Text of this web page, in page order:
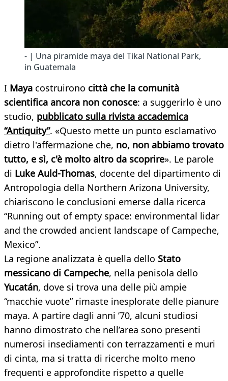
- | Una piramide maya del Tikal National Park,
in Guatemala
I Maya costruirono città che la comunità
scientifica ancora non conosce: a suggerirlo è uno
studio, pubblicato sulla rivista accademica
“Antiquity”. «Questo mette un punto esclamativo
dietro l'affermazione che, no, non abbiamo trovato
tutto, e sì, c'è molto altro da scoprire». Le parole
di Luke Auld-Thomas, docente del dipartimento di
Antropologia della Northern Arizona University,
chiariscono le conclusioni emerse dalla ricerca
“Running out of empty space: environmental lidar
and the crowded ancient landscape of Campeche,
Mexico”.
La regione analizzata è quella dello Stato
messicano di Campeche, nella penisola dello
Yucatán, dove si trova una delle più ampie
“macchie vuote” rimaste inesplorate delle pianure
maya. A partire dagli anni ’70, alcuni studiosi
hanno dimostrato che nell’area sono presenti
numerosi insediamenti con terrazzamenti e muri
di cinta, ma si tratta di ricerche molto meno
frequenti e approfondite rispetto a quelle